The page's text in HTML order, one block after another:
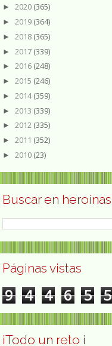
► 2020 (365)
► 2019 (364)
► 2018 (365)
► 2017 (339)
► 2016 (248)
► 2015 (246)
► 2014(359)
► 2013 (339)
► 2012 (335)
► 2011 (352)
► 2010 (23)
Buscar en heroínas
Páginas vistas
9 4 4 6 5 5
¡Todo un reto ¡